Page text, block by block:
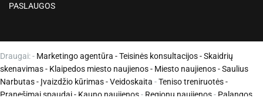
PASLAUGOS
Draugai: - Marketingo agentūra -Teisinės konsultacijos-Skaidrių
skenavimas- Klaipedos miesto naujienos- Miesto naujienos-Saulius
Narbutas- Įvaizdžio kūrimas-Veidoskaita -Teniso treniruotės-
Pranešimai spaudai - Kauno naujienos- Regionų naujienos- Palangos